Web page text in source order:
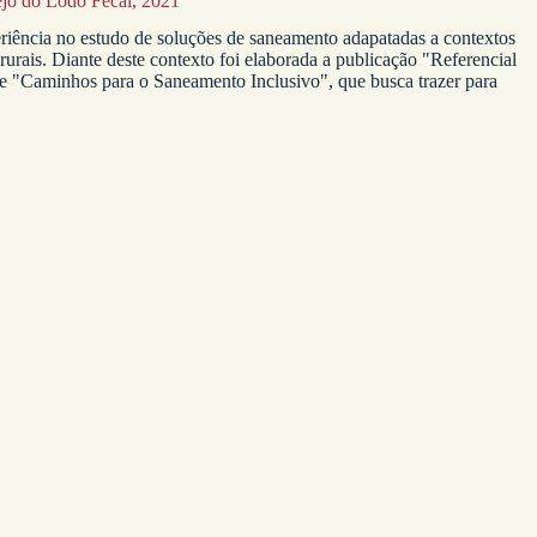
no estudo de soluções de saneamento adapatadas a contextos
Diante deste contexto foi elaborada a publicação "Referencial
para o Saneamento Inclusivo", que busca trazer para